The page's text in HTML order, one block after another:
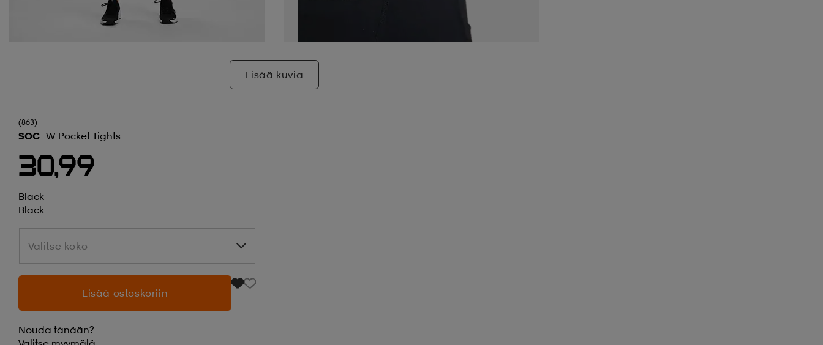
Lisää kuvia
(863)
SOC W Pocket Tights
30,99
Black
Black
Valitse koko
Valitse koko
Lisää ostoskoriin
Nouda tänään?